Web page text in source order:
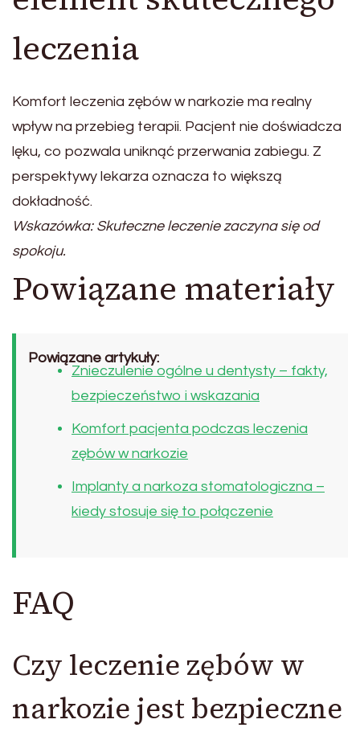
leczenia
Komfort leczenia zębów w narkozie ma realny
wpływ na przebieg terapii. Pacjent nie doświadcza
lęku, co pozwala uniknąć przerwania zabiegu. Z
perspektywy lekarza oznacza to większą
dokładność.
Wskazówka: Skuteczne leczenie zaczyna się od
spokoju.
Powiązane materiały
Powiązane artykuły:
Znieczulenie ogólne u dentysty – fakty,
bezpieczeństwo i wskazania
Komfort pacjenta podczas leczenia
zębów w narkozie
Implanty a narkoza stomatologiczna –
kiedy stosuje się to połączenie
FAQ
Czy leczenie zębów w
narkozie jest bezpieczne